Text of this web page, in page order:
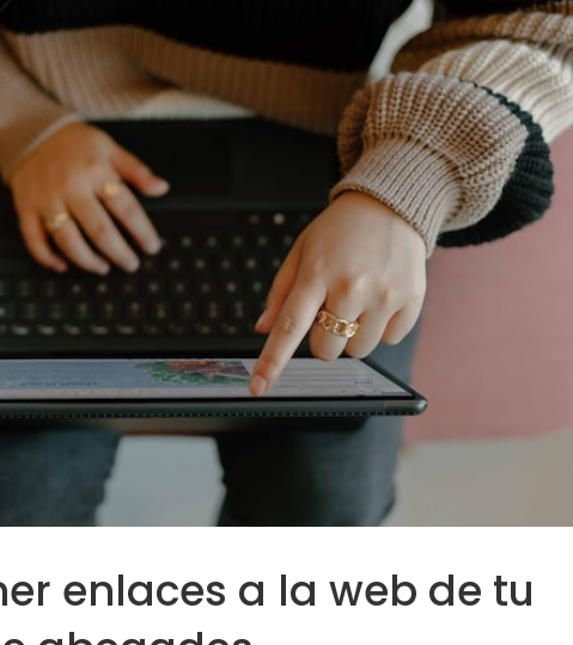
enlaces a la web de tu